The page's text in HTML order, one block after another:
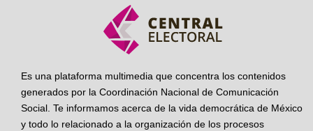
Es una plataforma multimedia que concentra los contenidos
generados por la Coordinación Nacional de Comunicación
Social. Te informamos acerca de la vida democrática de México
y todo lo relacionado a la organización de los procesos